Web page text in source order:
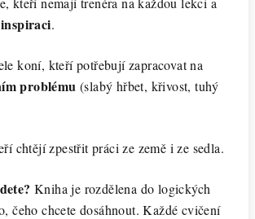
inspiraci.
koní, kteří potřebují zapracovat na
problému (slabý hřbet, křivost, tuhý
chtějí zpestřit práci ze země i ze sedla.
Kniha je rozdělena do logických
čeho chcete dosáhnout. Každé cvičení